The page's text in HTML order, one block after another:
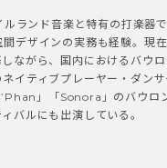
ランド音楽と特有の打楽器
デザインの実務も経験。現
ながら、国内におけるバウ
イティブプレーヤー・ダン
」「Sonora」のバウロ
バルにも出演している。